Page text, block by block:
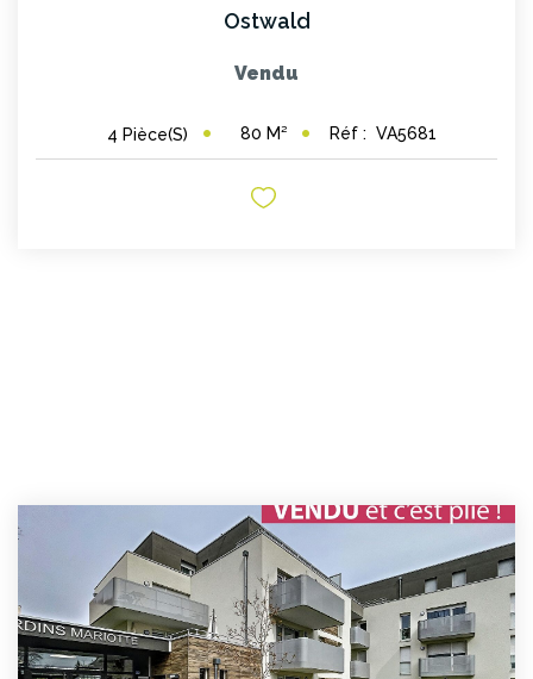
Ostwald
Vendu
4 Pièce(s) 80 M² Réf : VA5681